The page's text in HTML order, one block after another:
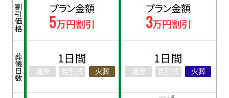
割引価格
葬儀日数
プラン金額
5万円割引
1日間
通夜 告別式 火葬
プラン金額
3万円割引
1日間
通夜 告別式 火葬